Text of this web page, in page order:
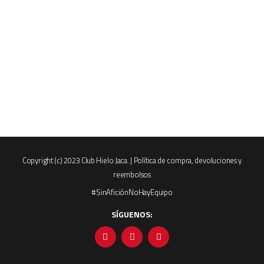
Copyright (c) 2023 Club Hielo Jaca. | Política de compra, devoluciones y
reembolsos
#SinAficiónNoHayEquipo
SÍGUENOS: